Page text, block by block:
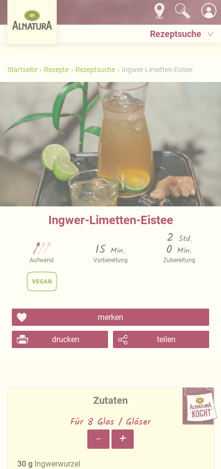
Rezeptsuche
Startseite Rezepte Rezeptsuche Ingwer-Limetten-Eistee
Ingwer-Limetten-Eistee
Aufwand
15 Min.
Vorbereitung
2 Std.
0 Min.
Zubereitung
merken
drucken teilen
Zutaten
Für 8 Glas / Gläser
- +
30 g Ingwerwurzel